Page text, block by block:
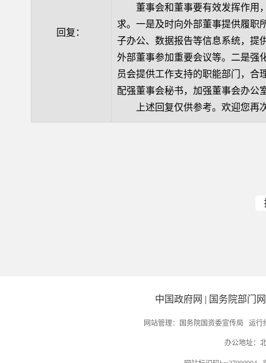
回复：
董事会和董事要有效发挥作用，
求。一是及时向外部董事提供履职
子办公、数据报告等信息系统，提
外部董事参加重要会议等。二是强
员会提供工作支持的职能部门，合
配强董事会秘书，加强董事会办公
上述回复仅供参考。欢迎您再